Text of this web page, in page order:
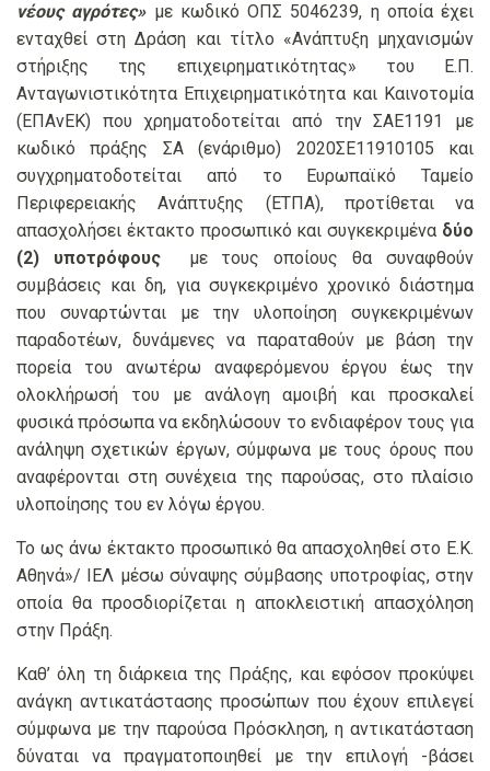
νέους αγρότες»με κωδικό ΟΠΣ 5046239, η οποία έχει
ενταχθεί στη Δράση και τίτλο «Ανάπτυξη μηχανισμών
στήριξης της επιχειρηματικότητας» του Ε.Π.
Ανταγωνιστικότητα Επιχειρηματικότητα και Καινοτομία
(ΕΠΑνΕΚ) που χρηματοδοτείται από την ΣΑΕ1191 με
κωδικό πράξης ΣΑ (ενάριθμο) 2020ΣΕ11910105 και
συγχρηματοδοτείται από το Ευρωπαϊκό Ταμείο
Περιφερειακής Ανάπτυξης (ΕΤΠΑ), προτίθεται να
απασχολήσει έκτακτο προσωπικό και συγκεκριμένα δύο
(2) υποτρόφουςμε τους οποίους θα συναφθούν
συμβάσεις και δη, για συγκεκριμένο χρονικό διάστημα
που συναρτώνται με την υλοποίηση συγκεκριμένων
παραδοτέων, δυνάμενες να παραταθούν με βάση την
πορεία του ανωτέρω αναφερόμενου έργου έως την
ολοκλήρωσή του με ανάλογη αμοιβή και προσκαλεί
φυσικά πρόσωπα να εκδηλώσουν το ενδιαφέρον τους για
ανάληψη σχετικών έργων, σύμφωνα με τους όρους που
αναφέρονται στη συνέχεια της παρούσας, στο πλαίσιο
υλοποίησης του εν λόγω έργου.
Το ως άνω έκτακτο προσωπικό θα απασχοληθεί στο Ε.Κ.
Αθηνά»/ ΙΕΛ μέσω σύναψης σύμβασης υποτροφίας, στην
οποία θα προσδιορίζεται η αποκλειστική απασχόληση
στην Πράξη.
Καθ’ όλη τη διάρκεια της Πράξης, και εφόσον προκύψει
ανάγκη αντικατάστασης προσώπων που έχουν επιλεγεί
σύμφωνα με την παρούσα Πρόσκληση, η αντικατάσταση
δύναται να πραγματοποιηθεί με την επιλογή -βάσει